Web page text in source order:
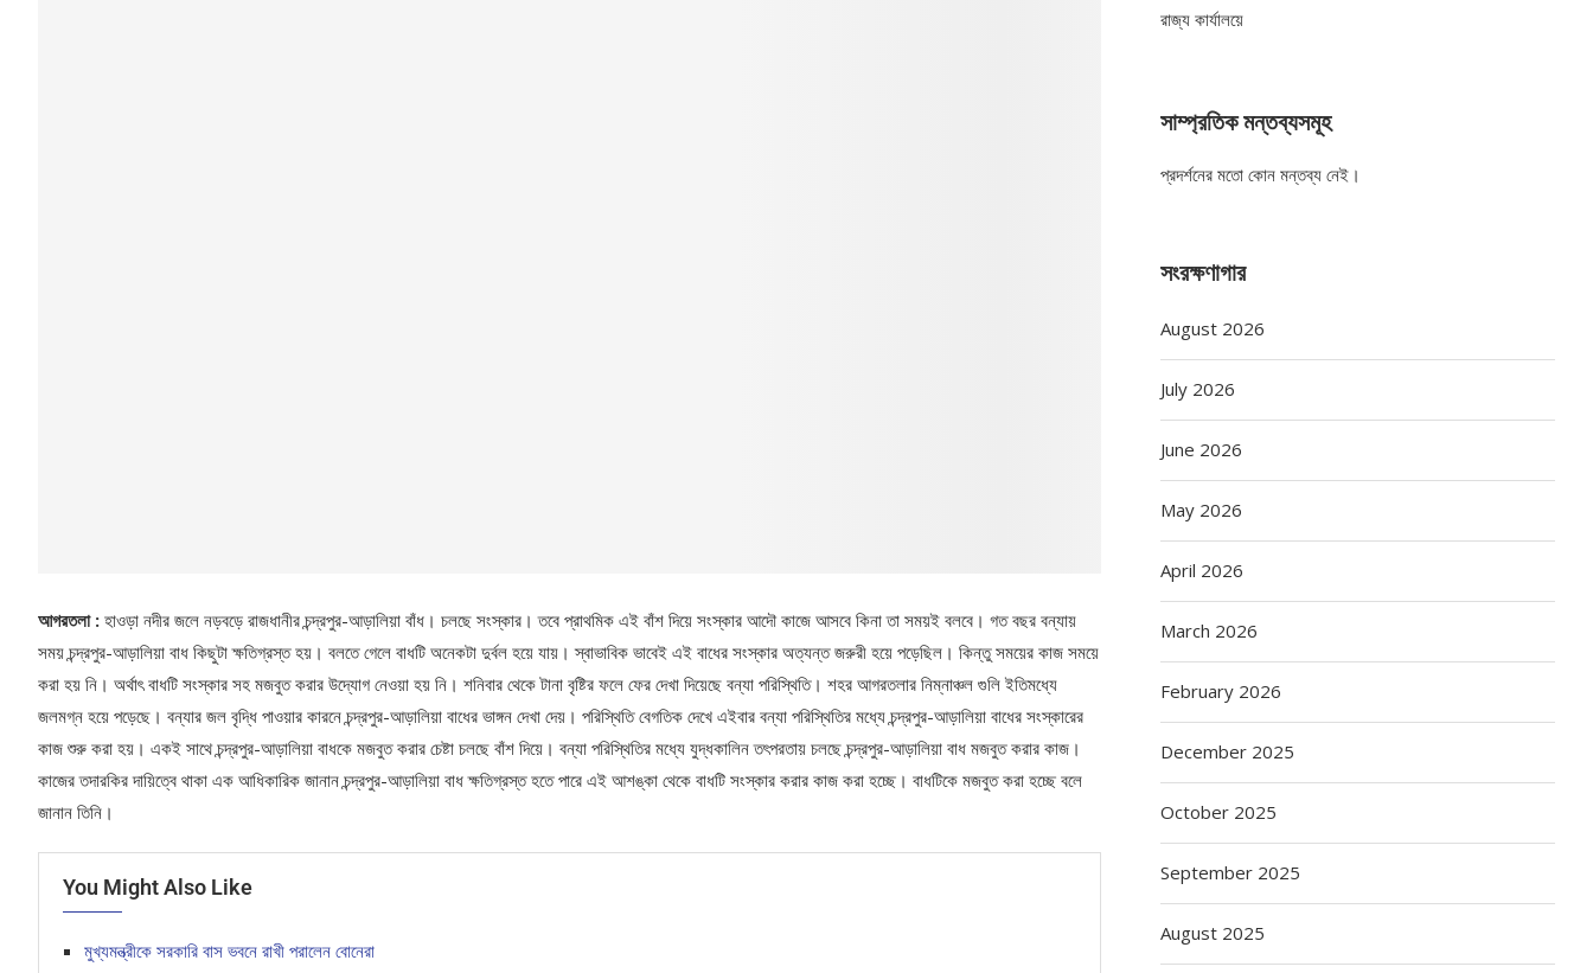
আগরতলা : হাওড়া নদীর জলে নড়বড়ে রাজধানীর চন্দ্রপুর-আড়ালিয়া বাঁধ। চলছে সংস্কার। তবে প্রাথমিক এই বাঁশ দিয়ে সংস্কার আদৌ কাজে আসবে কিনা তা সময়ই বলবে। গত বছর বন্যায়
সময় চন্দ্রপুর-আড়ালিয়া বাধ কিছুটা ক্ষতিগ্রস্ত হয়। বলতে গেলে বাধটি অনেকটা দুর্বল হয়ে যায়। স্বাভাবিক ভাবেই এই বাধের সংস্কার অত্যন্ত জরুরী হয়ে পড়েছিল। কিন্তু সময়ের কাজ সময়ে
করা হয় নি। অর্থাৎ বাধটি সংস্কার সহ মজবুত করার উদ্যোগ নেওয়া হয় নি। শনিবার থেকে টানা বৃষ্টির ফলে ফের দেখা দিয়েছে বন্যা পরিস্থিতি। শহর আগরতলার নিম্নাঞ্চল গুলি ইতিমধ্যে
জলমগ্ন হয়ে পড়েছে। বন্যার জল বৃদ্ধি পাওয়ার কারনে চন্দ্রপুর-আড়ালিয়া বাধের ভাঙ্গন দেখা দেয়। পরিস্থিতি বেগতিক দেখে এইবার বন্যা পরিস্থিতির মধ্যে চন্দ্রপুর-আড়ালিয়া বাধের সংস্কারের
কাজ শুরু করা হয়। একই সাথে চন্দ্রপুর-আড়ালিয়া বাধকে মজবুত করার চেষ্টা চলছে বাঁশ দিয়ে। বন্যা পরিস্থিতির মধ্যে যুদ্ধকালিন তৎপরতায় চলছে চন্দ্রপুর-আড়ালিয়া বাধ মজবুত করার কাজ।
কাজের তদারকির দায়িত্বে থাকা এক আধিকারিক জানান চন্দ্রপুর-আড়ালিয়া বাধ ক্ষতিগ্রস্ত হতে পারে এই আশঙ্কা থেকে বাধটি সংস্কার করার কাজ করা হচ্ছে। বাধটিকে মজবুত করা হচ্ছে বলে
জানান তিনি।
You Might Also Like
মুখ্যমন্ত্রীকে সরকারি বাস ভবনে রাখী পরালেন বোনেরা
রাজ্য কার্যালয়ে
সাম্প্রতিক মন্তব্যসমূহ
প্রদর্শনের মতো কোন মন্তব্য নেই।
সংরক্ষণাগার
August 2026
July 2026
June 2026
May 2026
April 2026
March 2026
February 2026
December 2025
October 2025
September 2025
August 2025